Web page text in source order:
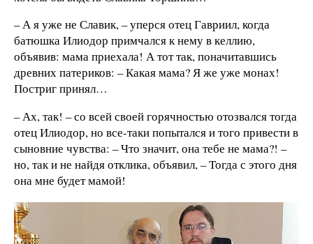
– А я уже не Славик, – уперся отец Гавриил, когда
батюшка Илиодор примчался к нему в келлию,
объявив: мама приехала! А тот так, поначитавшись
древних патериков: – Какая мама? Я же уже монах!
Постриг принял…
– Ах, так! – со всей своей горячностью отозвался тогда
отец Илиодор, но все-таки попытался и того привести в
сыновние чувства: – Что значит, она тебе не мама?! –
но, так и не найдя отклика, объявил, – Тогда с этого дня
она мне будет мамой!